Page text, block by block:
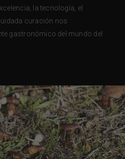
la tecnología, el
curación nos
gastronómico del mundo del